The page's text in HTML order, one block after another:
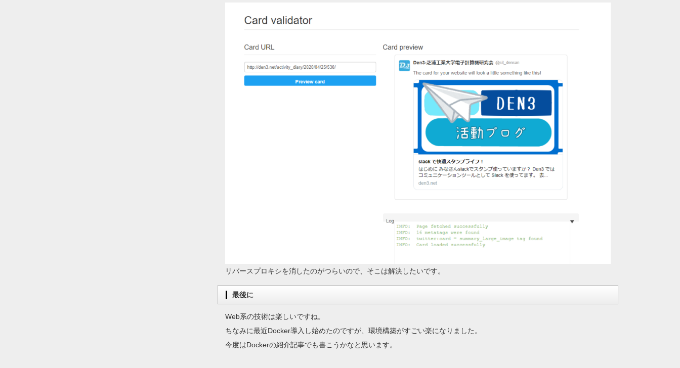
リバースプロキシを消したのがつらいので、そこは解決したいです。
最後に
Web系の技術は楽しいですね。
ちなみに最近Docker導入し始めたのですが、環境構築がすごい楽になりました。
今度はDockerの紹介記事でも書こうかなと思います。